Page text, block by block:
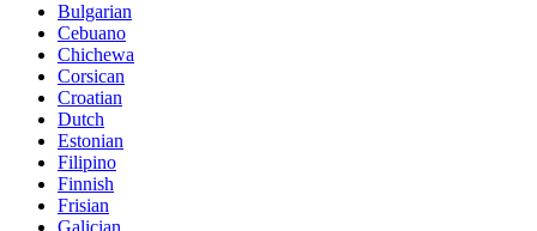
Bulgarian
Cebuano
Chichewa
Corsican
Croatian
Dutch
Estonian
Filipino
Finnish
Frisian
Galician